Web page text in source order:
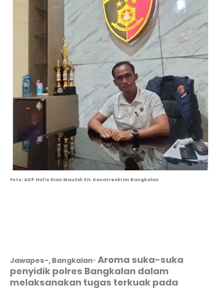
Foto: AKP Hafis Dian Maulidi SH. Kasatreskrim Bangkalan
Jawapes-, Bangkalan- Aroma suka-suka
penyidik polres Bangkalan dalam
melaksanakan tugas terkuak pada